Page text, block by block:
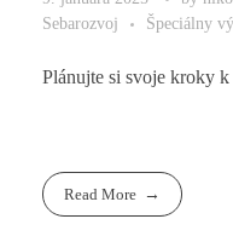
Sebarozvoj
Špeciálny
Plánujte si svoje kroky k
Read More